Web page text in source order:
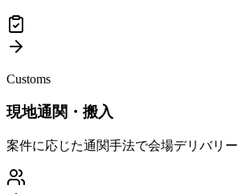
Customs
現地通関・搬入
案件に応じた通関手法で会場デリバリー